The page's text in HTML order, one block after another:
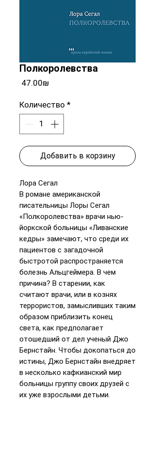
Полкоролевства
‏47.00 ‏₪
Количество *
Добавить в корзину
Лора Сегал
В романе американской
писательницы Лоры Сегал
«Полкоролевства» врачи нью-
йоркской больницы «Ливанские
кедры» замечают, что среди их
пациентов с загадочной
быстротой распространяется
болезнь Альцгеймера. В чем
причина? В старении, как
считают врачи, или в кознях
террористов, замысливших таким
образом приблизить конец
света, как предполагает
отошедший от дел ученый Джо
Бернстайн. Чтобы докопаться до
истины, Джо Бернстайн внедряет
в несколько кафкианский мир
больницы группу своих друзей с
их уже взрослыми детьми.